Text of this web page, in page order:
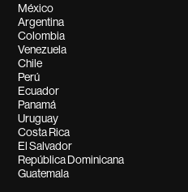
México
Argentina
Colombia
Venezuela
Chile
Perú
Ecuador
Panamá
Uruguay
Costa Rica
El Salvador
República Dominicana
Guatemala